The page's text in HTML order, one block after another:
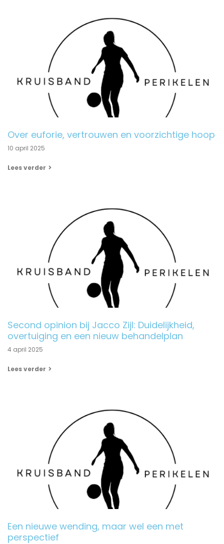
Over euforie, vertrouwen en voorzichtige hoop
10 april 2025
Lees verder
Second opinion bij Jacco Zijl: Duidelijkheid,
overtuiging en een nieuw behandelplan
4 april 2025
Lees verder
Een nieuwe wending, maar wel een met
perspectief